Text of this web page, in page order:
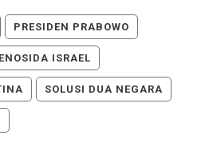
PRESIDEN PRABOWO
ISRAEL
SOLUSI DUA NEGARA